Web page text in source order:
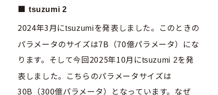
tsuzumi 2
2024年3月にtsuzumiを発表しました。このときの
パラメータのサイズは7B（70億パラメータ）にな
ります。そして今回2025年10月にtsuzumi 2を発
表しました。こちらのパラメータサイズは
30B（300億パラメータ）となっています。なぜ